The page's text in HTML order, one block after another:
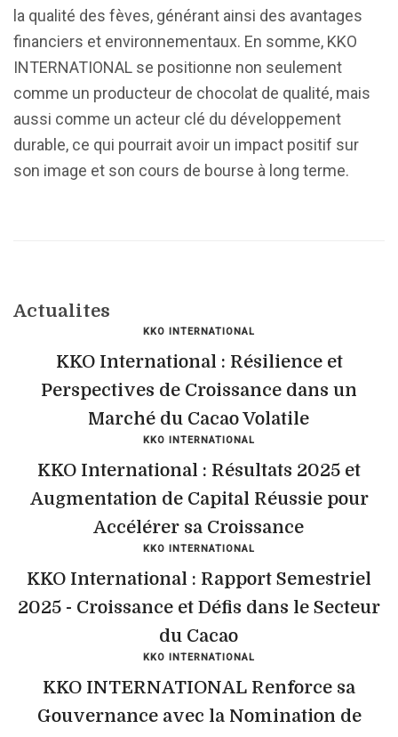
la qualité des fèves, générant ainsi des avantages
financiers et environnementaux. En somme, KKO
INTERNATIONAL se positionne non seulement
comme un producteur de chocolat de qualité, mais
aussi comme un acteur clé du développement
durable, ce qui pourrait avoir un impact positif sur
son image et son cours de bourse à long terme.
Actualites
KKO INTERNATIONAL
KKO International : Résilience et
Perspectives de Croissance dans un
Marché du Cacao Volatile
KKO INTERNATIONAL
KKO International : Résultats 2025 et
Augmentation de Capital Réussie pour
Accélérer sa Croissance
KKO INTERNATIONAL
KKO International : Rapport Semestriel
2025 - Croissance et Défis dans le Secteur
du Cacao
KKO INTERNATIONAL
KKO INTERNATIONAL Renforce sa
Gouvernance avec la Nomination de